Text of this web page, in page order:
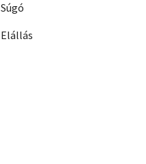
Súgó
Elállás